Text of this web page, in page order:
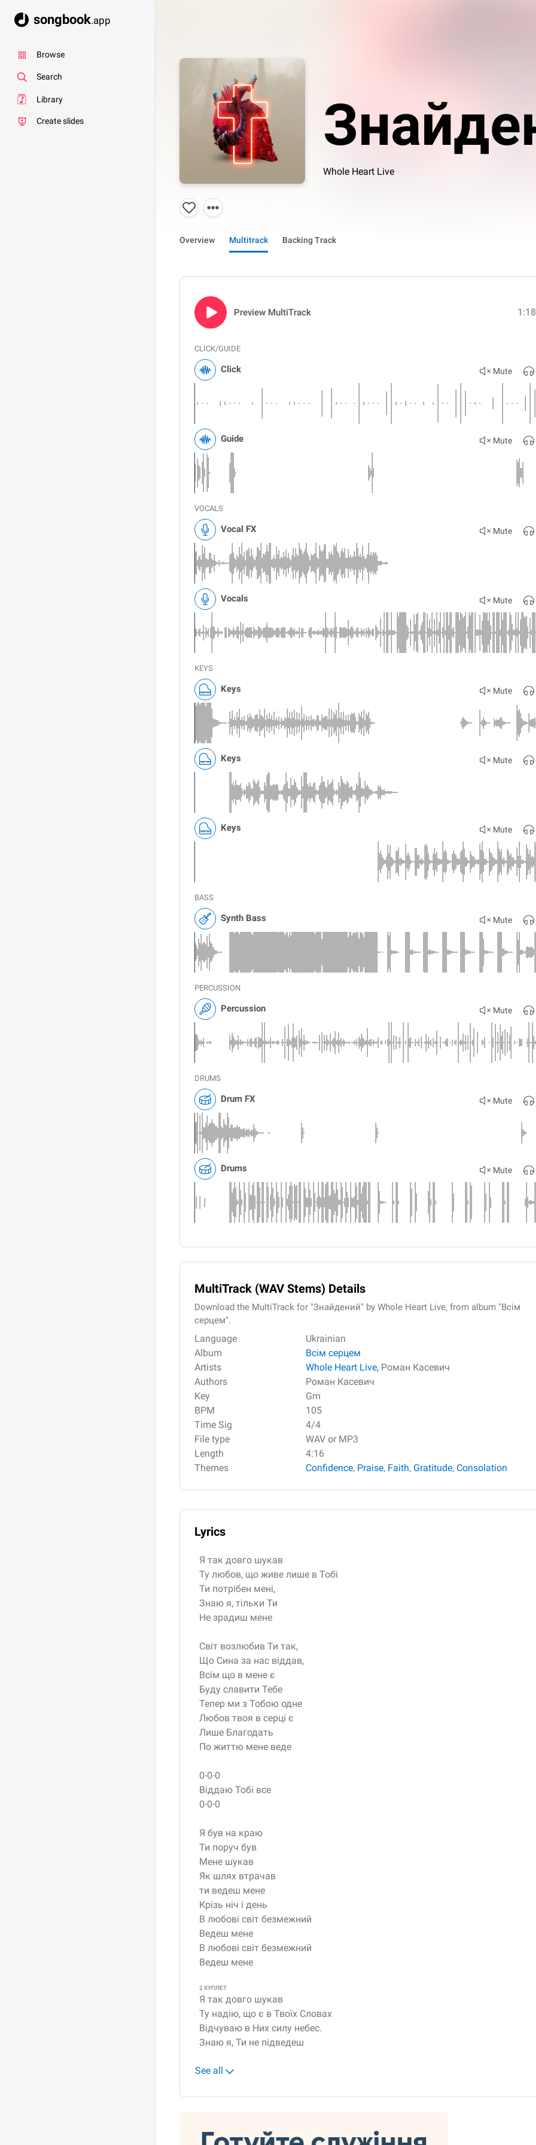
songbook.app
Browse
Search
Library
Create slides
Whole Heart Live
Overview Multitrack Backing Track
1:18
Preview MultiTrack
CLICK/GUIDE
Click Mute
Guide Mute
VOCALS
Vocal FX Mute
Vocals Mute
KEYS
Keys Mute
Keys Mute
Keys Mute
BASS
Synth Bass Mute
PERCUSSION
Percussion Mute
DRUMS
Drum FX Mute
Drums Mute
MultiTrack (WAV Stems) Details
Download the MultiTrack for "Знайдений" by Whole Heart Live, from album "Всім
серцем".
Language
Ukrainian
Album
Всім серцем
Artists
Whole Heart Live, Роман Касевич
Authors
Роман Касевич
Key
Gm
BPM
105
Time Sig
4/4
File type
WAV or MP3
Length
4:16
Themes
Confidence, Praise, Faith, Gratitude, Consolation
Lyrics
Я так довго шукав
Ту любов, що живе лише в Тобі
Ти потрібен мені,
Знаю я, тільки Ти
Не зрадиш мене
Світ возлюбив Ти так,
Що Сина за нас віддав,
Всім що в мене є
Буду славити Тебе
Тепер ми з Тобою одне
Любов твоя в серці є
Лише Благодать
По життю мене веде
0-0-0
Віддаю Тобі все
0-0-0
Я був на краю
Ти поруч був
Мене шукав
Як шлях втрачав
ти ведеш мене
Крізь ніч і день
В любові світ безмежний
Ведеш мене
В любові світ безмежний
Ведеш мене
2 КУПЛЕТ
Я так довго шукав
Ту надію, що є в Твоїх Словах
Відчуваю в Них силу небес.
Знаю я, Ти не підведеш
See all